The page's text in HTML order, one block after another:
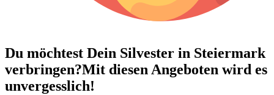
Du möchtest Dein Silvester in Steiermark
verbringen?Mit diesen Angeboten wird es
unvergesslich!